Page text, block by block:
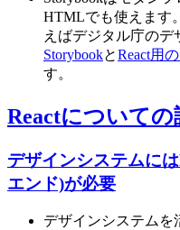
HTMLでも使えます
えばデジタル庁のデ
StorybookとReact用
す。
Reactについて
デザインシステムに
エンド)が必要
デザインシステムを